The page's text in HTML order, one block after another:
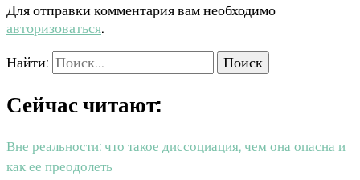
Для отправки комментария вам необходимо
авторизоваться.
Найти:
Сейчас читают:
Вне реальности: что такое диссоциация, чем она опасна и
как ее преодолеть